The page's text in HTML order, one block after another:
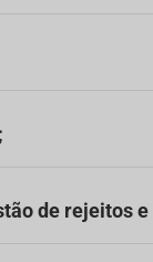
de rejeitos